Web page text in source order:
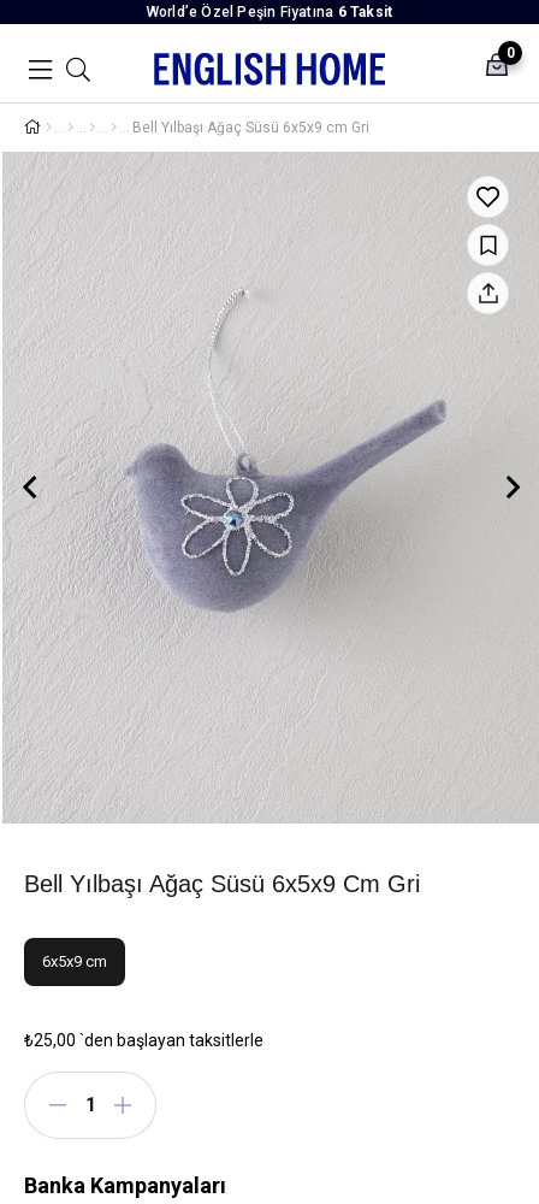
World’e Özel Peşin Fiyatına 6 Taksit
0
Bell Yılbaşı Ağaç Süsü 6x5x9 cm Gri
Bell Yılbaşı Ağaç Süsü 6x5x9 Cm Gri
6x5x9 cm
₺25,00 `den başlayan taksitlerle
Banka Kampanyaları